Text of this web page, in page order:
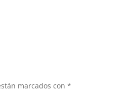
marcados con*